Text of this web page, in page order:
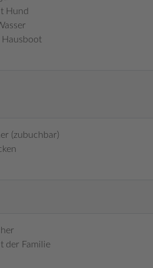
Hund
(zubuchbar)
der Familie